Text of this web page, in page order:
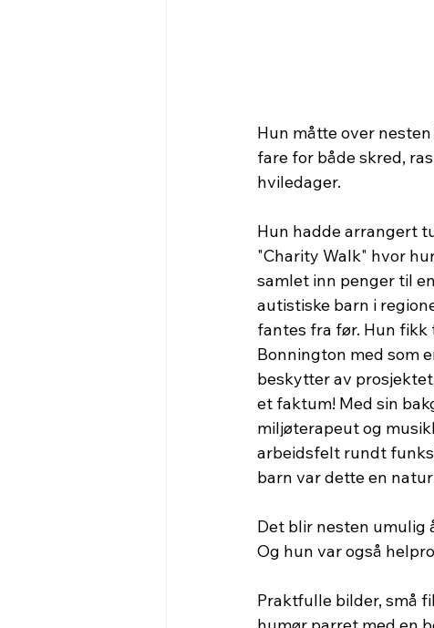
Hun måtte over
fare for både skred,
hviledager.
Hun hadde arrangert
"Charity Walk" hvor
samlet inn penger til
autistiske barn i
fantes fra før. Hun fikk
Bonnington med som
beskytter av
et faktum! Med sin
miljøterapeut og
arbeidsfelt rundt
barn var dette en
Det blir nesten umulig
Og hun var også
Praktfulle bilder, små